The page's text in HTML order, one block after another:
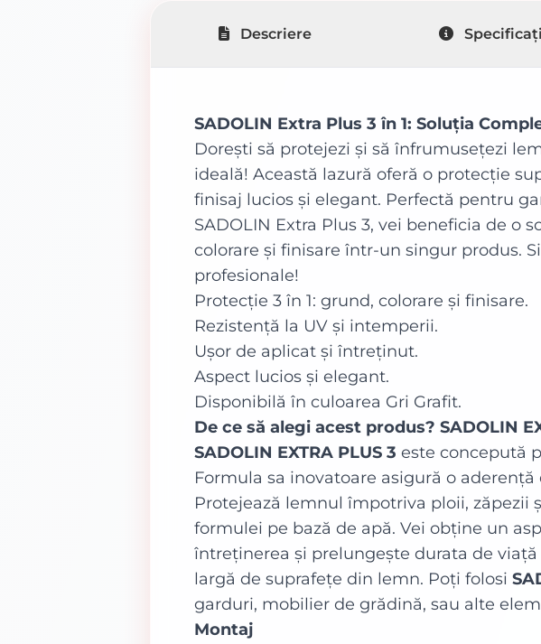
Descriere
SADOLIN Extra Plus 3 în 1: Soluția
Dorești să protejezi și să înfrumusețezi
ideală! Această lazură oferă o protecție
finisaj lucios și elegant. Perfectă pentru
SADOLIN Extra Plus 3, vei beneficia de
colorare și finisare într-un singur produs.
profesionale!
Protecție 3 în 1: grund, colorare și finisare.
Rezistență la UV și intemperii.
Ușor de aplicat și întreținut.
Aspect lucios și elegant.
Disponibilă în culoarea Gri Grafit.
De ce să alegi acest produs? SADOLIN
SADOLIN EXTRA PLUS 3 este concepută
Formula sa inovatoare asigură o
Protejează lemnul împotriva ploii, zăpezii
formulei pe bază de apă. Vei obține un
întreținerea și prelungește durata de
largă de suprafețe din lemn. Poți folosi
garduri, mobilier de grădină, sau alte
Montaj